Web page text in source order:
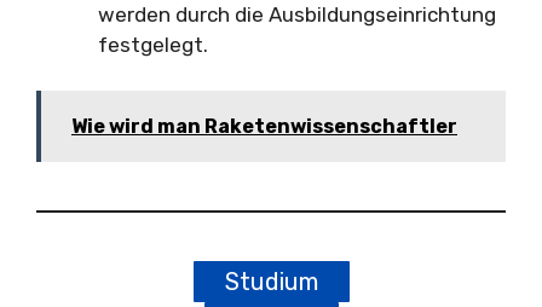
werden durch die Ausbildungseinrichtung
festgelegt.
Wie wird man Raketenwissenschaftler
Studium